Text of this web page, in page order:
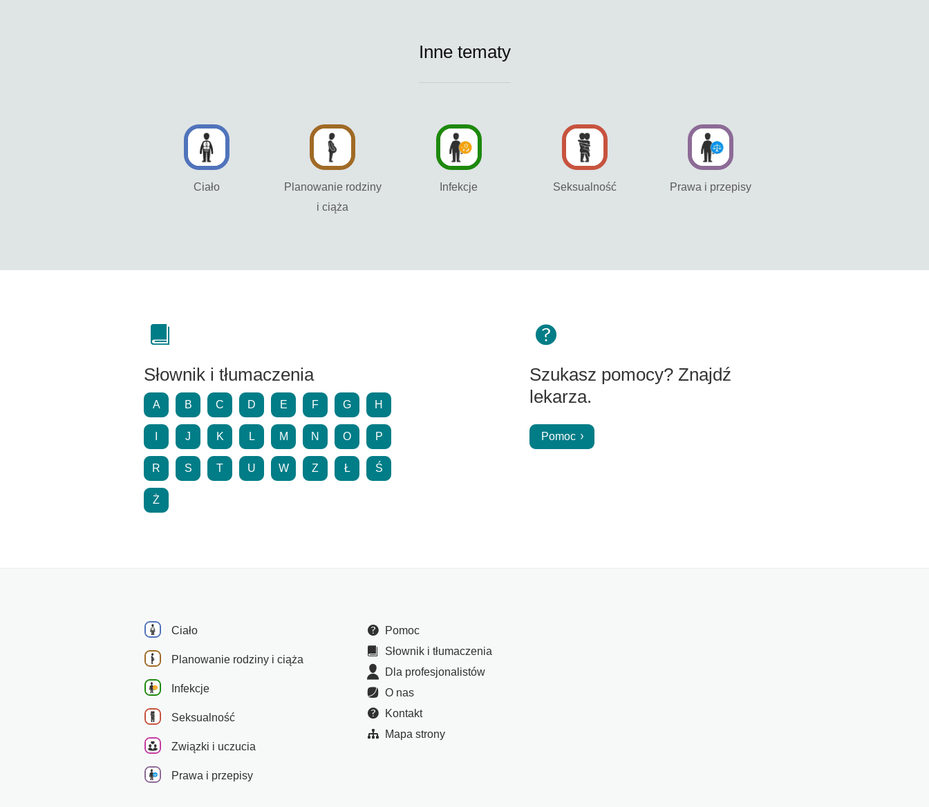
Inne tematy
Ciało
Planowanie rodziny
i ciąża
Infekcje Seksualność Prawa i przepisy
Słownik i tłumaczenia
A B C D E F G H
J K L M N O P
R S T U W Z Ł Ś
Ż
Szukasz pomocy? Znajdź
lekarza.
Pomoc
Ciało
Planowanie rodziny i ciąża
Infekcje
Seksualność
Związki i uczucia
Prawa i przepisy
Pomoc
Słownik i tłumaczenia
Dla profesjonalistów
O nas
Kontakt
Mapa strony